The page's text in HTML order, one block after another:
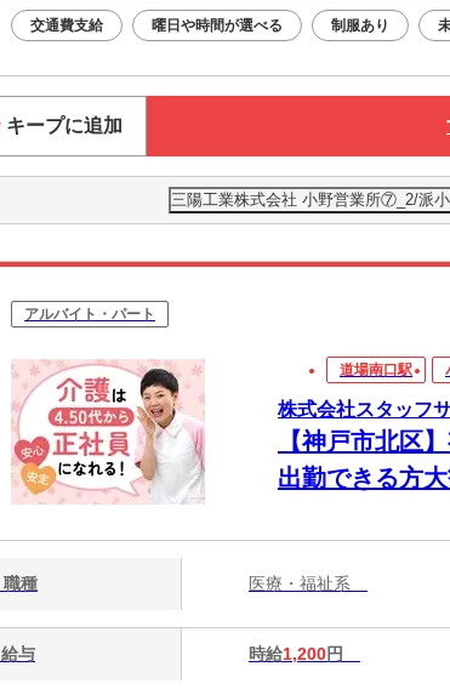
交通費支給 曜日や時間が選べる 制服あり
キープに追加
三陽工業株式会社 小野営業所⑦_2/派
アルバイト・パート
道場南口駅
株式会社スタッフ
【神戸市北区
出勤できる方
職種 医療・福祉系
給与 時給1,200円